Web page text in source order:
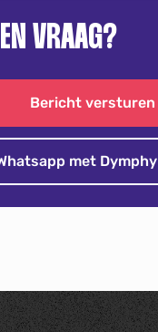
VRAAG?
Bericht versturen
met Dymphy